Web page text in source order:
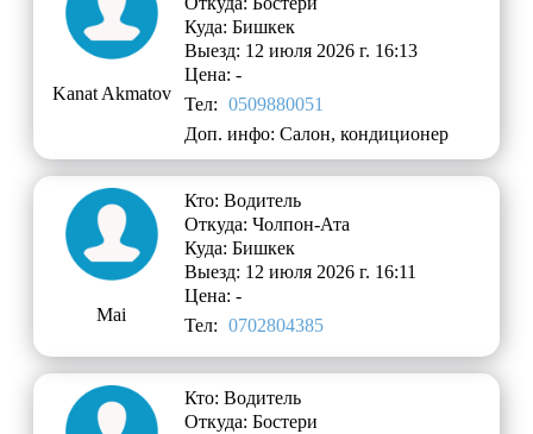
Kanat Akmatov
Куда: Бишкек
Выезд: 12 июля 2026 г. 16:13
Цена: -
Тел: 0509880051
Доп. инфо: Салон, кондиционер
Mai
Кто: Водитель
Откуда: Чолпон-Ата
Куда: Бишкек
Выезд: 12 июля 2026 г. 16:11
Цена: -
Тел: 0702804385
Кто: Водитель
Откуда: Бостери